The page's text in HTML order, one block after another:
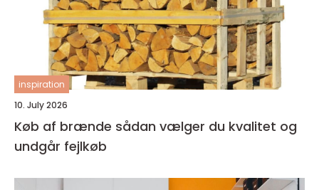
inspiration
10. July 2026
Køb af brænde sådan vælger du kvalitet og
undgår fejlkøb